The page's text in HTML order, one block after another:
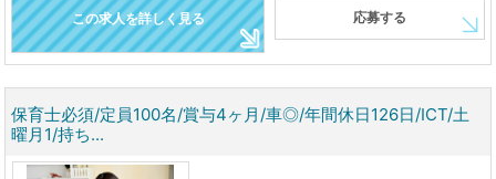
この求人を詳しく見る 応募する
保育士必須/定員100名/賞与4ヶ月/車◎/年間休日126日/ICT/土
曜月1/持ち...